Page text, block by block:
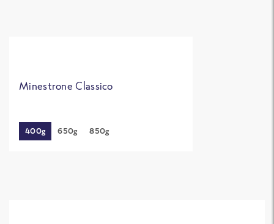
Minestrone Classico
400g 650g 850g